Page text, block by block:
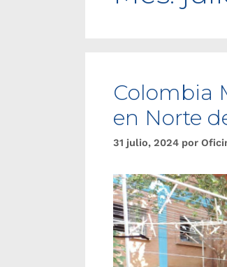
Colombia
en Norte
31 julio, 2024 por